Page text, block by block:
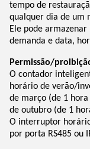
tempo de
qualquer dia de um
Ele pode
demanda e data,
Permissão/
O contador
horário de verão/
de março (de 1
de outubro (de 1
O interruptor
por porta RS485 ou